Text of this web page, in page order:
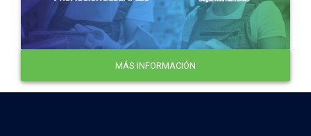
MÁS INFORMACIÓN